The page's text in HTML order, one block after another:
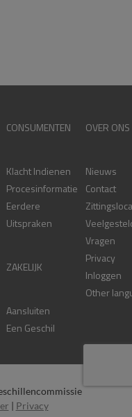
CONSUMENTEN
Klacht Indienen
Procesinformatie
Eerdere
Uitspraken
ZAKELIJK
Aansluiten
Een Geschil
OVER ONS
Nieuws
Contact
Vragen
Privacy
Inloggen
Other
| Privacy